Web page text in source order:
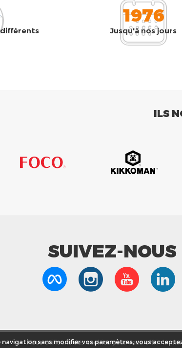
différents
1976
Jusqu'à nos jours
ILS
SUIVEZ-NOUS
sans modifier vos paramètres, vous
Nous utilisons des cookies pour vous offrir la